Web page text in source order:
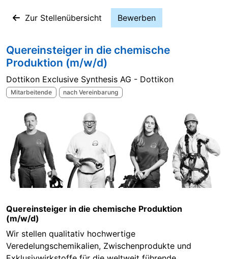
Zur Stellenübersicht Bewerben
Quereinsteiger in die chemische
Produktion (m/w/d)
Dottikon Exclusive Synthesis AG - Dottikon
Mitarbeitende nach Vereinbarung
Quereinsteiger in die chemische Produktion
(m/w/d)
Wir stellen qualitativ hochwertige
Veredelungschemikalien, Zwischenprodukte und